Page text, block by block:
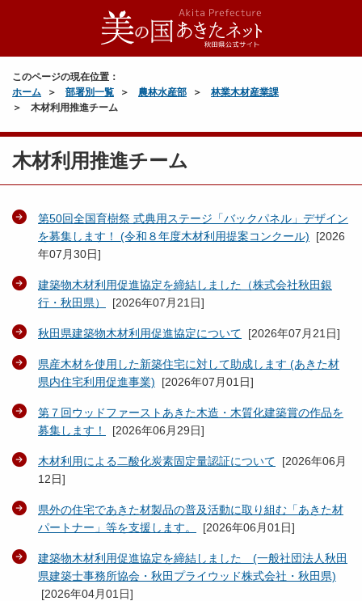
このページの現在位置：
ホーム
部署別一覧 農林水産部
林業木材産業課
木材利用推進チーム
木材利用推進チーム
第50回全国育樹祭 式典用ステージ「バックパネル」デザイン
を募集します！ (令和８年度木材利用提案コンクール) [2026
年07月30日]
建築物木材利用促進協定を締結しました（株式会社秋田銀
行・秋田県）
[2026年07月21日]
秋田県建築物木材利用促進協定について [2026年07月21日]
県産木材を使用した新築住宅に対して助成します (あきた材
県内住宅利用促進事業) [2026年07月01日]
第７回ウッドファーストあきた木造・木質化建築賞の作品を
募集します！
[2026年06月29日]
木材利用による二酸化炭素固定量認証について [2026年06月
12日]
県外の住宅であきた材製品の普及活動に取り組む「あきた材
パートナー」等を支援します。
[2026年06月01日]
建築物木材利用促進協定を締結しました (一般社団法人秋田
県建築士事務所協会・秋田プライウッド株式会社・秋田県)
[2026年04月01日]